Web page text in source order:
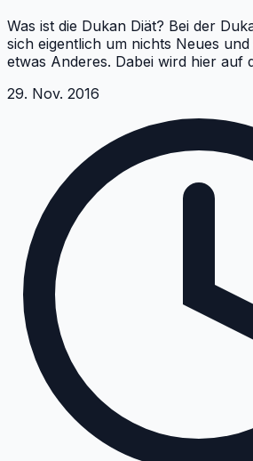
Was ist die Dukan Diät? Bei der
sich eigentlich um nichts Neues
etwas Anderes. Dabei wird hier auf
29. Nov. 2016